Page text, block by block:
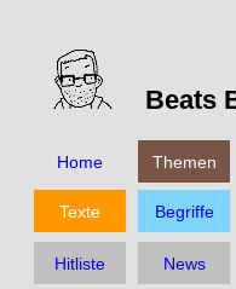
Beats
Home Themen
Texte Begriffe
Hitliste News